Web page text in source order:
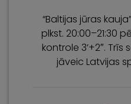
“Baltijas jūras
plkst. 20:00–21:30
kontrole 3’+2″.
jāveic Latvijas